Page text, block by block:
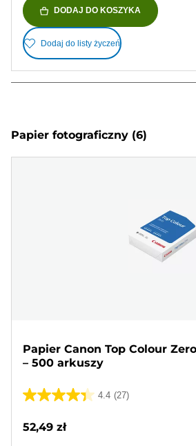
DODAJ DO KOSZYKA
Dodaj do listy życzeń
Papier fotograficzny (6)
Papier Canon Top Colour
– 500 arkuszy
4.4 (27)
4.4
5
52,49 zł